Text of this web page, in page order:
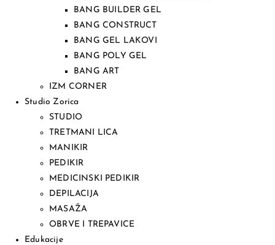
BANG BUILDER GEL
BANG CONSTRUCT
BANG GEL LAKOVI
BANG POLY GEL
BANG ART
IZM CORNER
Studio Zorica
STUDIO
TRETMANI LICA
MANIKIR
PEDIKIR
MEDICINSKI PEDIKIR
DEPILACIJA
MASAŽA
OBRVE I TREPAVICE
Edukacije